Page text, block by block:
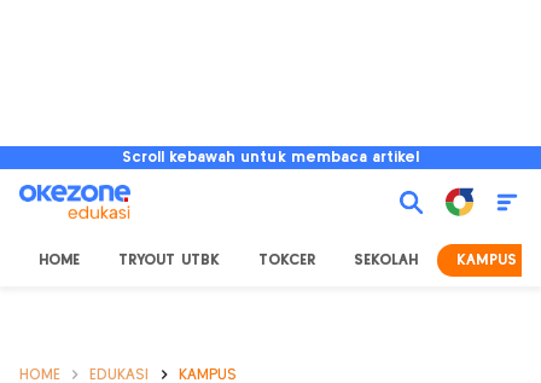
Scroll kebawah untuk membaca artikel
HOME TRYOUT UTBK TOKCER SEKOLAH KAMPUS
HOME EDUKASI KAMPUS